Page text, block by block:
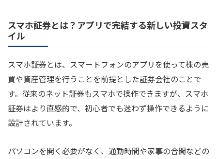
スマホ証券とは？アプリで完結する新しい投資スタ
イル
スマホ証券とは、スマートフォンのアプリを使って株の売
買や資産管理を行うことを前提とした証券会社のことで
す。従来のネット証券もスマホで操作できますが、スマホ
証券はより直感的で、初心者でも迷わず操作できるように
設計されています。
パソコンを開く必要がなく、通勤時間や家事の合間などの